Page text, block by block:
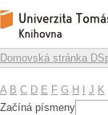
Filtrovat
Repozitář
Domovská stránka
A B C D E F G H J K
Začíná písmeny